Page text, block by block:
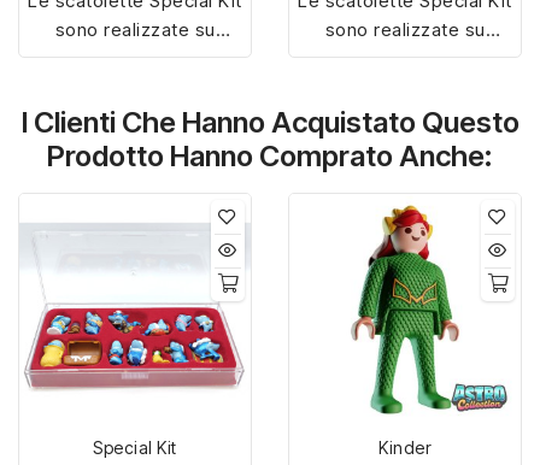
sono realizzate su
misura con materiali di
interno sagomato in
vellutino rosso e offrono
soluzioni eleganti e
e mostrare la tua
collezione di sorpresine.
sono realizzate su
misura con materiali di
interno sagomato in
vellutino rosso e offrono
soluzioni eleganti e
pratiche per organizzare
e mostrare la tua
collezione di sorpresine.
I Clienti Che Hanno Acquistato Questo
Prodotto Hanno Comprato Anche:
Special Kit Kinder